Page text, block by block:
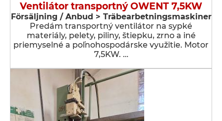
Ventilátor transportný OWENT 7,5KW
Försäljning / Anbud > Träbearbetningsmaskiner
Predám transportný ventilátor na sypké
materiály, pelety, piliny, štiepku, zrno a iné
priemyselné a poľnohospodárske využitie. Motor
7,5KW. …